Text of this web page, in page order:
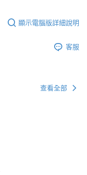
顯示電腦版詳細說明
客服
查看全部